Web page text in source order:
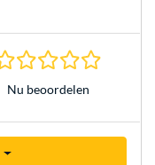
Nu beoordelen